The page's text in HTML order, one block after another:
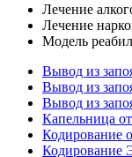
Лечение
Лечение
Модель
Вывод из
Вывод из
Вывод из
Капельница
Кодирование
Кодирование